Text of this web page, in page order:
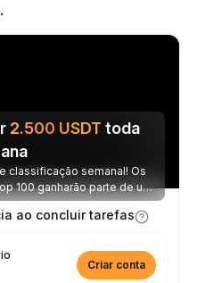
2.500 USDT toda
classificação semanal! Os
100 ganharão parte de um
toda semana.
ao concluir tarefas
Criar conta